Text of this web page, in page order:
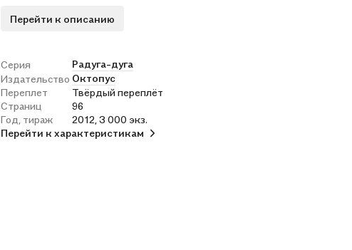
Перейти к описанию
Серия
Радуга-дуга
Издательство Октопус
Переплет
Твёрдый переплёт
Страниц
96
Год, тираж
2012, 3 000 экз.
Перейти к характеристикам